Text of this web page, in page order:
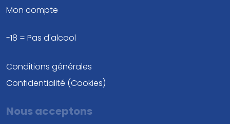
Mon compte
-18 = Pas d'alcool
Conditions générales
Confidentialité (Cookies)
Nous acceptons